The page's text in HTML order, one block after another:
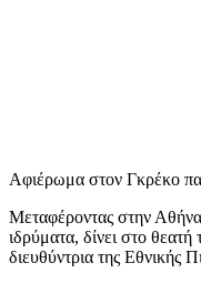
Αφιέρωμα στον Γκρέκο
Μεταφέροντας στην Αθήνα
ιδρύματα, δίνει στο
διευθύντρια της